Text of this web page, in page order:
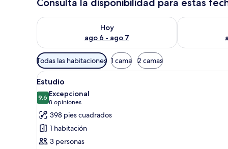
Hoy
ago 6 - ago 7
Consulta la disponibilidad para hoy ago 6 - ago 7
Consulta la
Filtros
disponibles
para
las
habitaciones
Todas las habitaciones 1 cama 2 camas
Abrir
todas
las
fotos
de
Estudio
Una habitación de hotel con
7
Estudio
9.69.6 de 10
Excepcional
8 opiniones
(8
opiniones)
398 pies cuadrados
1 habitación
3 personas